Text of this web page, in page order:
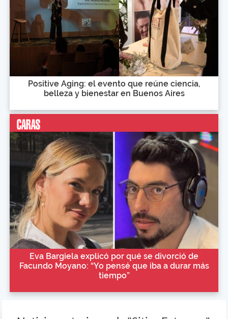
Positive Aging: el evento que reúne ciencia,
belleza y bienestar en Buenos Aires
Eva Bargiela explicó por qué se divorció de
Facundo Moyano: “Yo pensé que iba a durar más
tiempo”